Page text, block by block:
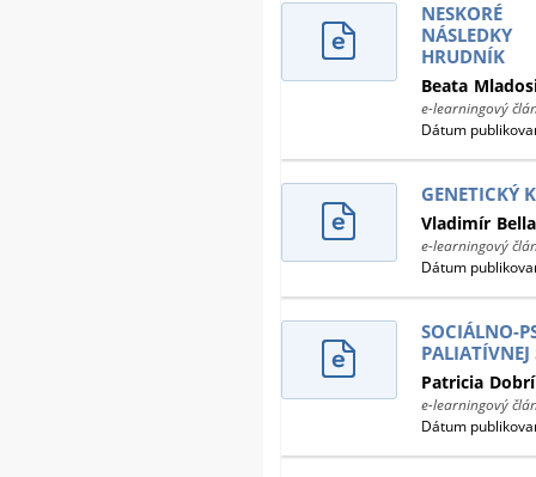
HRUDNÍK
Beata
e-learningový
Dátum
GENETICKÝ
Vladimír Bella
e-learningový
Dátum
SOCIÁLNO-
Patricia
e-learningový
Dátum